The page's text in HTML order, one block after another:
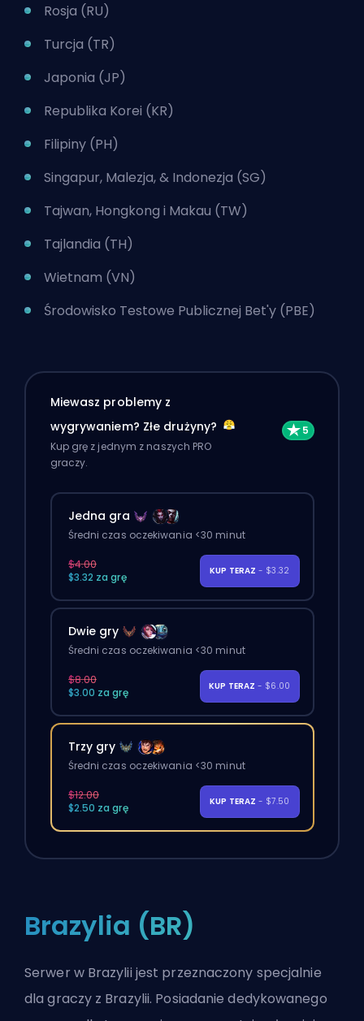
Rosja (RU)
Turcja (TR)
Japonia (JP)
Republika Korei (KR)
Filipiny (PH)
Singapur, Malezja, & Indonezja (SG)
Tajwan, Hongkong i Makau (TW)
Tajlandia (TH)
Wietnam (VN)
Środowisko Testowe Publicznej Bet'y (PBE)
Miewasz problemy z
wygrywaniem? Złe drużyny?
Kup grę z jednym z naszych PRO
graczy.
Jedna gra
Średni czas oczekiwania <30 minut
$4.00
$3.32 za grę
KUP TERAZ - $3.32
Dwie gry
Średni czas oczekiwania <30 minut
$8.00
$3.00 za grę
KUP TERAZ - $6.00
Trzy gry
Średni czas oczekiwania <30 minut
$12.00
$2.50 za grę
KUP TERAZ - $7.50
Brazylia (BR)
Serwer w Brazylii jest przeznaczony specjalnie
dla graczy z Brazylii. Posiadanie dedykowanego